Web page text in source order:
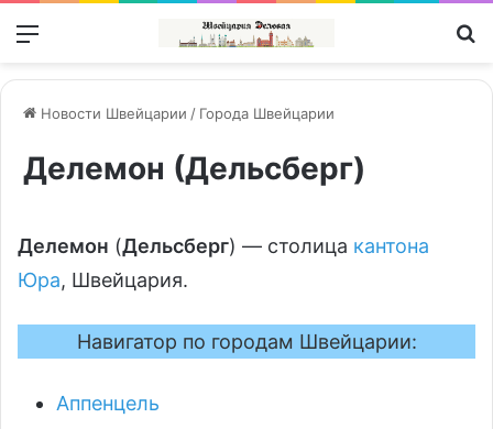
Меню
Новости Швейцарии / Города Швейцарии
Делемон (Дельсберг)
Делемон (Дельсберг) — столица кантона
Юра, Швейцария.
Навигатор по городам Швейцарии:
Аппенцель